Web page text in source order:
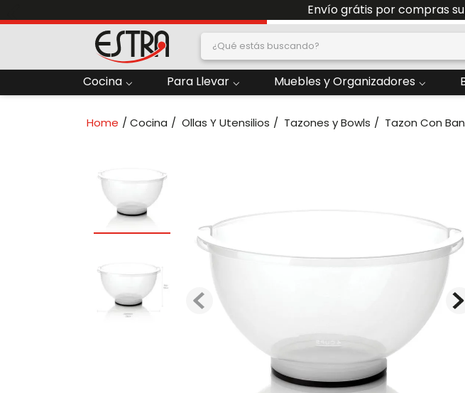
Envío grátis por compras
¿Qué estás buscando?
Cocina Para Llevar Muebles y Organizadores
Cocina Ollas Y Utensilios Tazones y Bowls Tazon Con
Contenedor